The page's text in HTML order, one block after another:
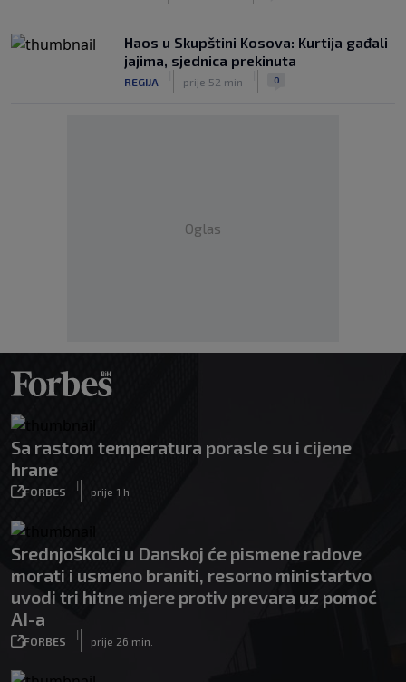
Haos u Skupštini Kosova: Kurtija gađali
jajima, sjednica prekinuta
REGIJA prije 52 min 0
Oglas
Sa rastom temperatura porasle su i cijene
hrane
FORBES
|
prije 1 h
Srednjoškolci u Danskoj će pismene radove
morati i usmeno braniti, resorno ministartvo
uvodi tri hitne mjere protiv prevara uz pomoć
AI-a
FORBES
|
prije 26 min.